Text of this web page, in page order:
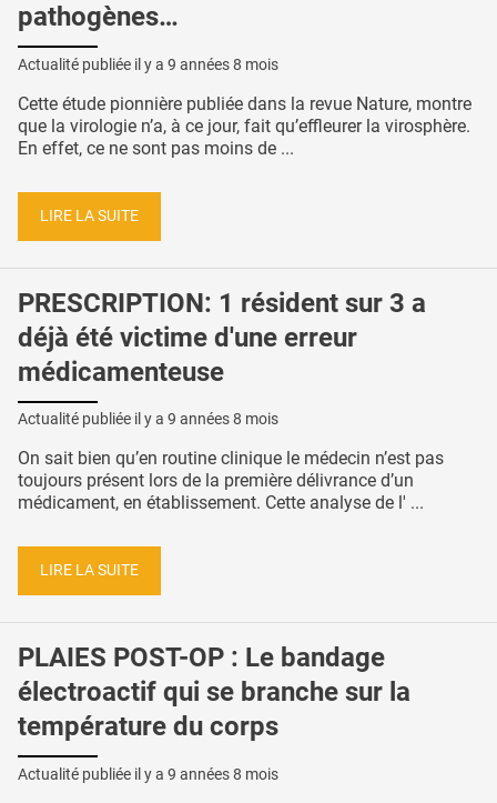
pathogènes…
Actualité publiée il y a 9 années 8 mois
Cette étude pionnière publiée dans la revue Nature, montre
que la virologie n’a, à ce jour, fait qu’effleurer la virosphère.
En effet, ce ne sont pas moins de ...
LIRE LA SUITE
PRESCRIPTION: 1 résident sur 3 a
déjà été victime d'une erreur
médicamenteuse
Actualité publiée il y a 9 années 8 mois
On sait bien qu’en routine clinique le médecin n’est pas
toujours présent lors de la première délivrance d’un
médicament, en établissement. Cette analyse de l' ...
LIRE LA SUITE
PLAIES POST-OP : Le bandage
électroactif qui se branche sur la
température du corps
Actualité publiée il y a 9 années 8 mois